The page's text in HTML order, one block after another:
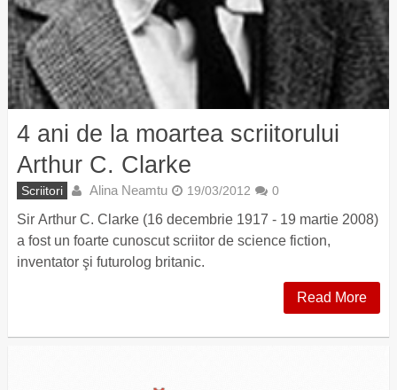
4 ani de la moartea scriitorului
Arthur C. Clarke
Scriitori Alina Neamtu 19/03/2012 0
Sir Arthur C. Clarke (16 decembrie 1917 - 19 martie 2008)
a fost un foarte cunoscut scriitor de science fiction,
inventator şi futurolog britanic.
Read More